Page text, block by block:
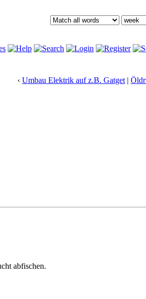
‹ Umbau Elektrik auf z.B. Gatget |
abfischen.